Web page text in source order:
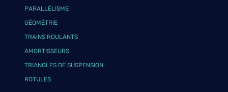
PARALLÉLISME
GÉOMÉTRIE
TRAINS ROULANTS
AMORTISSEURS
TRIANGLES DE SUSPENSION
ROTULES